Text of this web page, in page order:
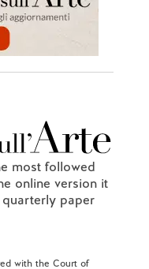
most followed
online version it
paper
with the Court of